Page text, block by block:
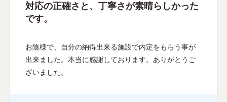
対応の正確さと、丁寧さが素晴らしかった
です。
お陰様で、自分の納得出来る施設で内定をもらう事が
出来ました。本当に感謝しております。ありがとうご
ざいました。